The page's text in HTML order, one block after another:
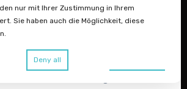
– eine starke
nur mit Ihrer Zustimmung in Ihrem
Sie haben auch die Möglichkeit, diese
Deny all